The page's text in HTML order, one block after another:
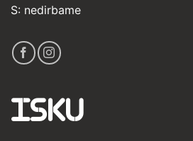
S: nedirbame
ISKU